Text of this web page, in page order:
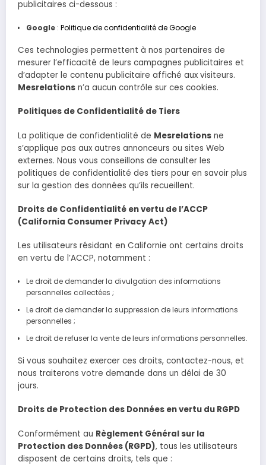
publicitaires ci-dessous :
Google: Politique de confidentialité de Google
Ces technologies permettent à nos partenaires de
mesurer l’efficacité de leurs campagnes publicitaires et
d’adapter le contenu publicitaire affiché aux visiteurs.
Mesrelations n’a aucun contrôle sur ces cookies.
Politiques de Confidentialité de Tiers
La politique de confidentialité de Mesrelations ne
s’applique pas aux autres annonceurs ou sites Web
externes. Nous vous conseillons de consulter les
politiques de confidentialité des tiers pour en savoir plus
sur la gestion des données qu’ils recueillent.
Droits de Confidentialité en vertu de l’ACCP
(California Consumer Privacy Act)
Les utilisateurs résidant en Californie ont certains droits
en vertu de l’ACCP, notamment :
Le droit de demander la divulgation des informations
personnelles collectées ;
Le droit de demander la suppression de leurs informations
personnelles ;
Le droit de refuser la vente de leurs informations personnelles.
Si vous souhaitez exercer ces droits, contactez-nous, et
nous traiterons votre demande dans un délai de 30
jours.
Droits de Protection des Données en vertu du RGPD
Conformément au Règlement Général sur la
Protection des Données (RGPD), tous les utilisateurs
disposent de certains droits, tels que :